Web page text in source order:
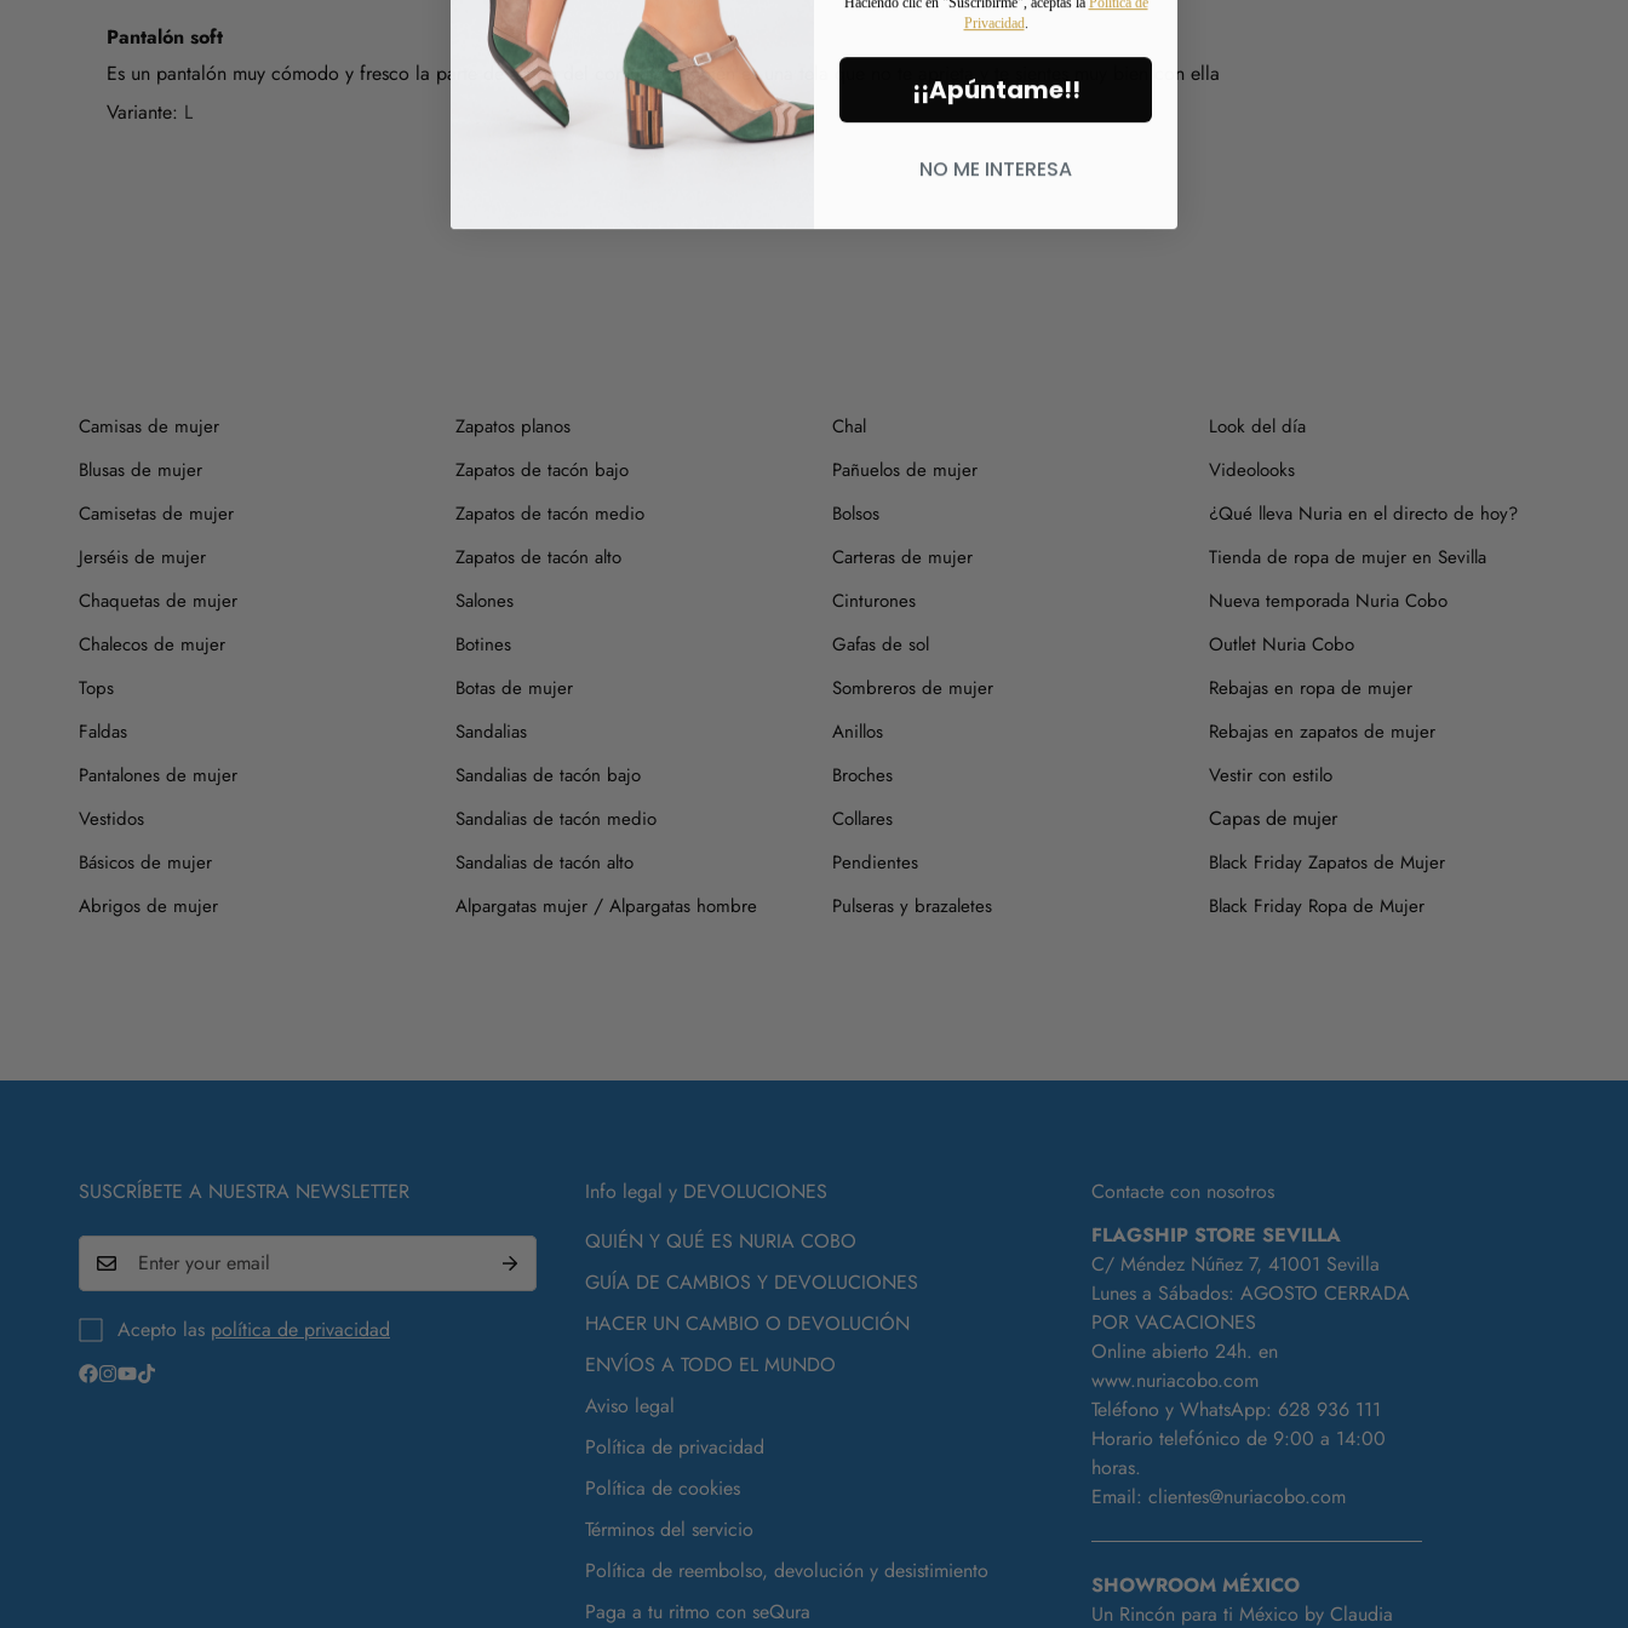
Si tienes alguna duda, puedes consultarnos.
Pantalón soft
Es un pantalón muy cómodo y fresco la parte de arriba del conjunto también es una tela que no te aprieta y te sientes muy bien con ella
L
Camisas de mujer
Blusas de mujer
Camisetas de mujer
Jerséis de mujer
Chaquetas de mujer
Chalecos de mujer
Tops
Faldas
Pantalones de mujer
Vestidos
Básicos de mujer
Abrigos de mujer
Zapatos planos
Zapatos de tacón bajo
Zapatos de tacón medio
Zapatos de tacón alto
Salones
Botines
Botas de mujer
Sandalias
Sandalias de tacón bajo
Sandalias de tacón medio
Sandalias de tacón alto
Alpargatas mujer / Alpargatas hombre
Chal
Pañuelos de mujer
Bolsos
Carteras de mujer
Cinturones
Gafas de sol
Sombreros de mujer
Anillos
Broches
Collares
Pendientes
Pulseras y brazaletes
Look del día
Videolooks
¿Qué lleva Nuria en el directo de hoy?
Tienda de ropa de mujer en Sevilla
Nueva temporada Nuria Cobo
Outlet Nuria Cobo
Rebajas en ropa de mujer
Rebajas en zapatos de mujer
Vestir con estilo
Capas de mujer
Black Friday Zapatos de Mujer
Black Friday Ropa de Mujer
SUSCRÍBETE A NUESTRA NEWSLETTER
Acepto las política de privacidad
Info legal y DEVOLUCIONES
QUIÉN Y QUÉ ES NURIA COBO
GUÍA DE CAMBIOS Y DEVOLUCIONES
HACER UN CAMBIO O DEVOLUCIÓN
ENVÍOS A TODO EL MUNDO
Aviso legal
Política de privacidad
Política de cookies
Términos del servicio
Política de reembolso, devolución y desistimiento
Paga a tu ritmo con seQura
Contacte con nosotros
FLAGSHIP STORE SEVILLA
C/ Méndez Núñez 7, 41001 Sevilla
Lunes a Sábados: AGOSTO CERRADA
POR VACACIONES
Online abierto 24h. en
www.nuriacobo.com
Teléfono y WhatsApp: 628 936 111
Horario telefónico de 9:00 a 14:00
horas.
Email: clientes@nuriacobo.com
SHOWROOM MÉXICO
Un Rincón para ti México by Claudia
Privacidad.
¡¡Apúntame!!
NO ME INTERESA